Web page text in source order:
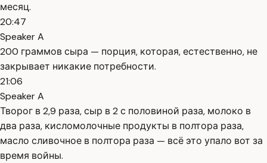
месяц.
20:47
Speaker A
200 граммов сыра — порция, которая, естественно, не
закрывает никакие потребности.
21:06
Speaker A
Творог в 2,9 раза, сыр в 2 с половиной раза, молоко в
два раза, кисломолочные продукты в полтора раза,
масло сливочное в полтора раза — всё это упало вот за
время войны.